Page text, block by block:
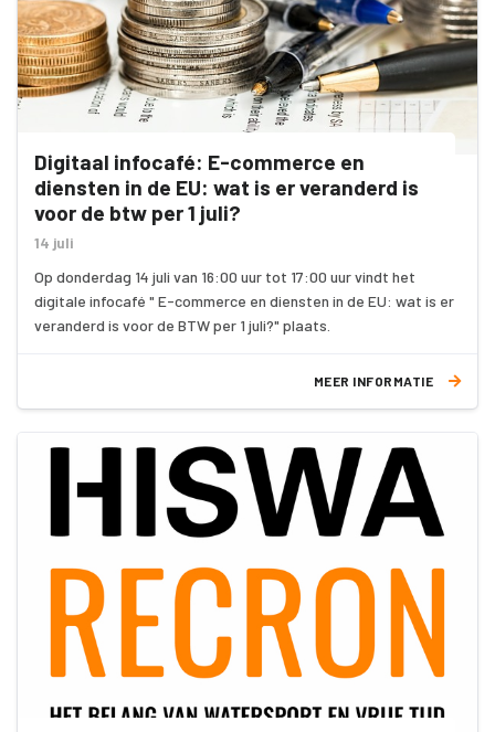
Digitaal infocafé: E-commerce en
diensten in de EU: wat is er veranderd is
voor de btw per 1 juli?
14 juli
Op donderdag 14 juli van 16:00 uur tot 17:00 uur vindt het
digitale infocafé " E-commerce en diensten in de EU: wat is er
veranderd is voor de BTW per 1 juli?" plaats.
MEER INFORMATIE